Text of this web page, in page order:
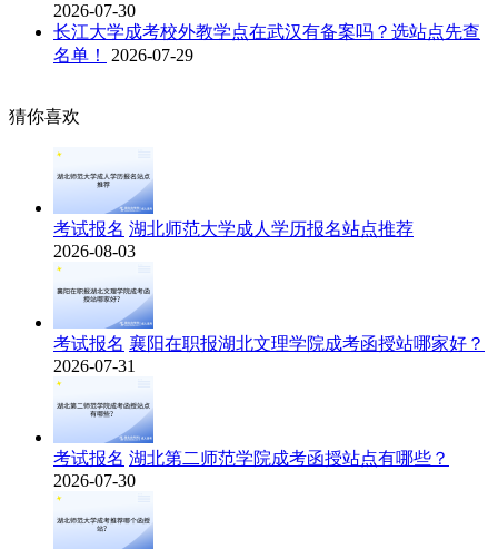
2026-07-30
长江大学成考校外教学点在武汉有备案吗？选站点先查
名单！
2026-07-29
猜你喜欢
考试报名 湖北师范大学成人学历报名站点推荐
2026-08-03
考试报名 襄阳在职报湖北文理学院成考函授站哪家好？
2026-07-31
考试报名 湖北第二师范学院成考函授站点有哪些？
2026-07-30